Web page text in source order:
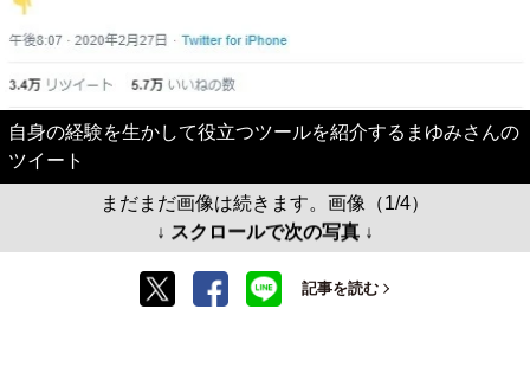
自身の経験を生かして役立つツールを紹介するまゆみさんの
ツイート
まだまだ画像は続きます。画像（1/4）
↓ スクロールで次の写真 ↓
記事を読む